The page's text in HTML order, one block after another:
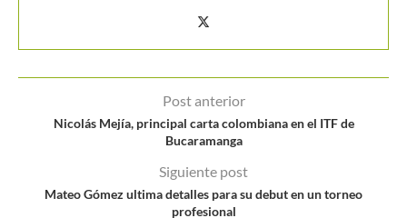
Post anterior
Nicolás Mejía, principal carta colombiana en el ITF de
Bucaramanga
Siguiente post
Mateo Gómez ultima detalles para su debut en un torneo
profesional